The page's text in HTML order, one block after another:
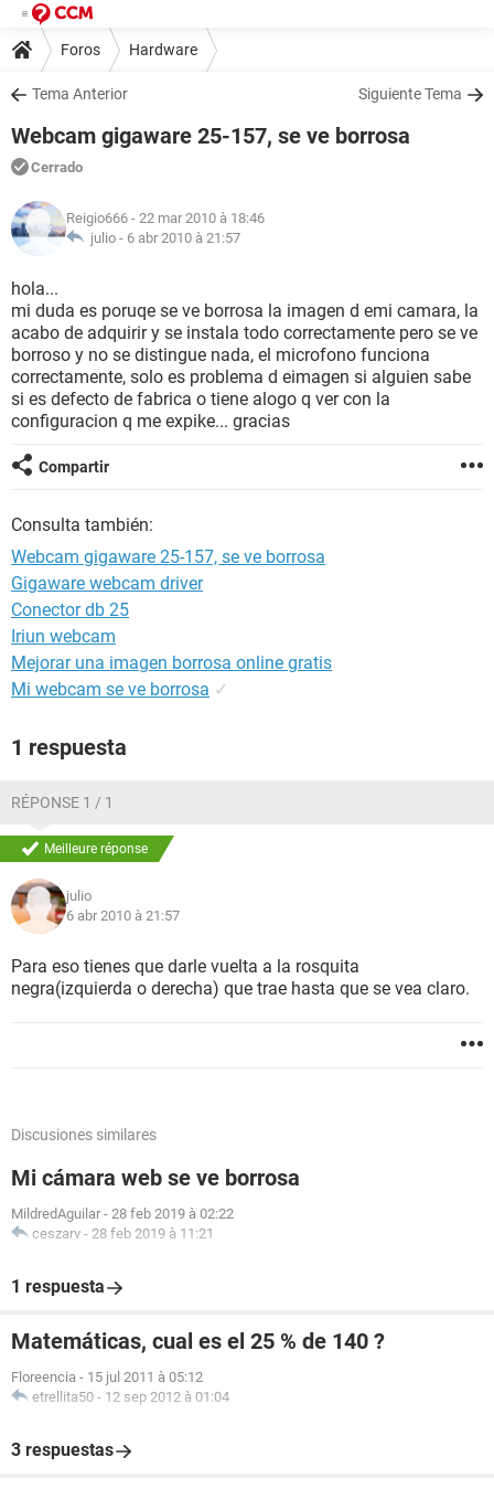
Foros Hardware
Tema Anterior Siguiente Tema
Webcam gigaware 25-157, se ve borrosa
Cerrado
Reigio666 - 22 mar 2010 à 18:46
julio - 6 abr 2010 à 21:57
hola...
mi duda es poruqe se ve borrosa la imagen d emi camara, la
acabo de adquirir y se instala todo correctamente pero se ve
borroso y no se distingue nada, el microfono funciona
correctamente, solo es problema d eimagen si alguien sabe
si es defecto de fabrica o tiene alogo q ver con la
configuracion q me expike... gracias
Compartir
Consulta también:
Webcam gigaware 25-157, se ve borrosa
Gigaware webcam driver
Conector db 25
Iriun webcam
Mejorar una imagen borrosa online gratis
Mi webcam se ve borrosa ✓
1 respuesta
RÉPONSE 1 / 1
Meilleure réponse
julio
6 abr 2010 à 21:57
Para eso tienes que darle vuelta a la rosquita
negra(izquierda o derecha) que trae hasta que se vea claro.
Discusiones similares
Mi cámara web se ve borrosa
MildredAguilar - 28 feb 2019 à 02:22
ceszarv - 28 feb 2019 à 11:21
1 respuesta
Matemáticas, cual es el 25 % de 140 ?
Floreencia - 15 jul 2011 à 05:12
etrellita50 - 12 sep 2012 à 01:04
3 respuestas